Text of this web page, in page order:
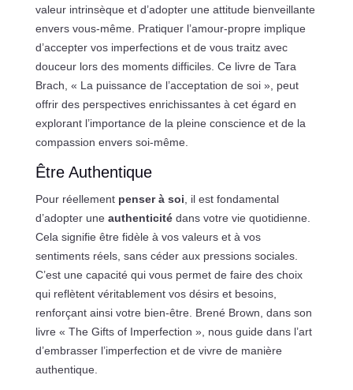
valeur intrinsèque et d’adopter une attitude bienveillante
envers vous-même. Pratiquer l’amour-propre implique
d’accepter vos imperfections et de vous traitz avec
douceur lors des moments difficiles. Ce livre de Tara
Brach, « La puissance de l’acceptation de soi », peut
offrir des perspectives enrichissantes à cet égard en
explorant l’importance de la pleine conscience et de la
compassion envers soi-même.
Être Authentique
Pour réellement penser à soi, il est fondamental
d’adopter une authenticitédans votre vie quotidienne.
Cela signifie être fidèle à vos valeurs et à vos
sentiments réels, sans céder aux pressions sociales.
C’est une capacité qui vous permet de faire des choix
qui reflètent véritablement vos désirs et besoins,
renforçant ainsi votre bien-être. Brené Brown, dans son
livre « The Gifts of Imperfection », nous guide dans l’art
d’embrasser l’imperfection et de vivre de manière
authentique.